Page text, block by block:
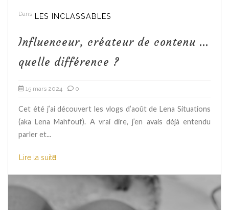
Dans LES INCLASSABLES
Influenceur, créateur de contenu …
quelle différence ?
15 mars 2024 0
Cet été j’ai découvert les vlogs d’août de Lena Situations
(aka Lena Mahfouf). A vrai dire, j’en avais déjà entendu
parler et...
Lire la suite